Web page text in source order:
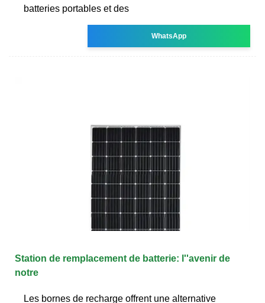
batteries portables et des
WhatsApp
Station de remplacement de batterie: l''avenir de
notre
Les bornes de recharge offrent une alternative